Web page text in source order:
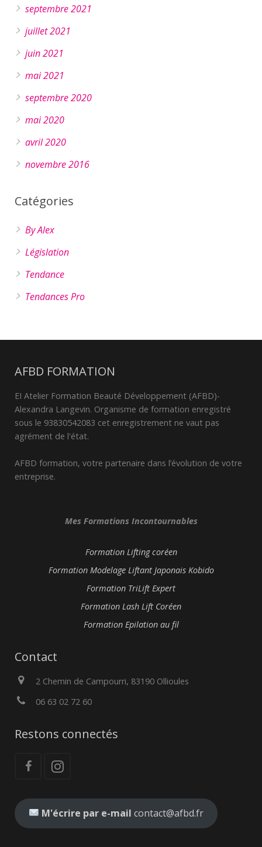
septembre 2021
juillet 2021
juin 2021
mai 2021
septembre 2020
mai 2020
avril 2020
novembre 2016
Catégories
By Alex
Législation
Tendance
Tendances Pro
AFBD FORMATION
EI Atelier Formation Beauté Développement (AFBD)-
Alexandra Langevin. Organisme de formation enregistré
sous le 93830542083 cet enregistrement ne vaut pas
agrément de l'état.
AFBD formation, votre partenaire dans l’évolution de votre
entreprise.
Mes Formations Incontournables
Formation Lifting coréen
Formation Modelage Liftant Japonais Kobido
Formation TriLift Expert
Formation Lash Lift Coréen
Formation Epilation au fil
Contact
2 Chemin de Campourri, 83190 Ollioules
06 63 02 72 60
Restons connectés
M'écrire par e-mail contact@afbd.fr